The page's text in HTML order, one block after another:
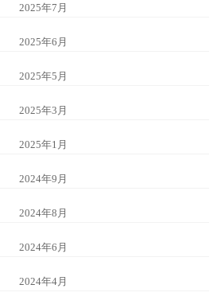
2025年7月
2025年6月
2025年5月
2025年3月
2025年1月
2024年9月
2024年8月
2024年6月
2024年4月